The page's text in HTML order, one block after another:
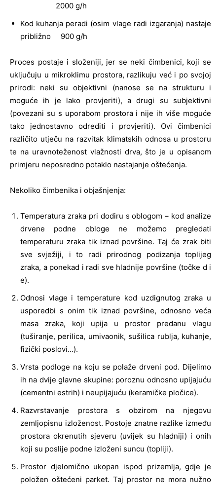
2000 g/h
Kod kuhanja peradi (osim vlage radi izgaranja) nastaje
približno 900 g/h
Proces postaje i složeniji, jer se neki čimbenici, koji se
uključuju u mikroklimu prostora, razlikuju već i po svojoj
prirodi: neki su objektivni (nanose se na strukturu i
moguće ih je lako provjeriti), a drugi su subjektivni
(povezani su s uporabom prostora i nije ih više moguće
tako jednostavno odrediti i provjeriti). Ovi čimbenici
različito utječu na razvitak klimatskih odnosa u prostoru
te na uravnoteženost vlažnosti drva, što je u opisanom
primjeru neposredno potaklo nastajanje oštećenja.
Nekoliko čimbenika i objašnjenja:
Temperatura zraka pri dodiru s oblogom – kod analize
drvene podne obloge ne možemo pregledati
temperaturu zraka tik iznad površine. Taj će zrak biti
sve svježiji, i to radi prirodnog podizanja toplijeg
zraka, a ponekad i radi sve hladnije površine (točke d i
e).
Odnosi vlage i temperature kod uzdignutog zraka u
usporedbi s onim tik iznad površine, odnosno veća
masa zraka, koji upija u prostor predanu vlagu
(tuširanje, perilica, umivaonik, sušilica rublja, kuhanje,
fizički poslovi…).
Vrsta podloge na koju se polaže drveni pod. Dijelimo
ih na dvije glavne skupine: poroznu odnosno upijajuću
(cementni estrih) i neupijajuću (keramičke pločice).
Razvrstavanje prostora s obzirom na njegovu
zemljopisnu izloženost. Postoje znatne razlike između
prostora okrenutih sjeveru (uvijek su hladniji) i onih
koji su poslije podne izloženi suncu (topliji).
Prostor djelomično ukopan ispod prizemlja, gdje je
položen oštećeni parket. Taj prostor ne mora nužno